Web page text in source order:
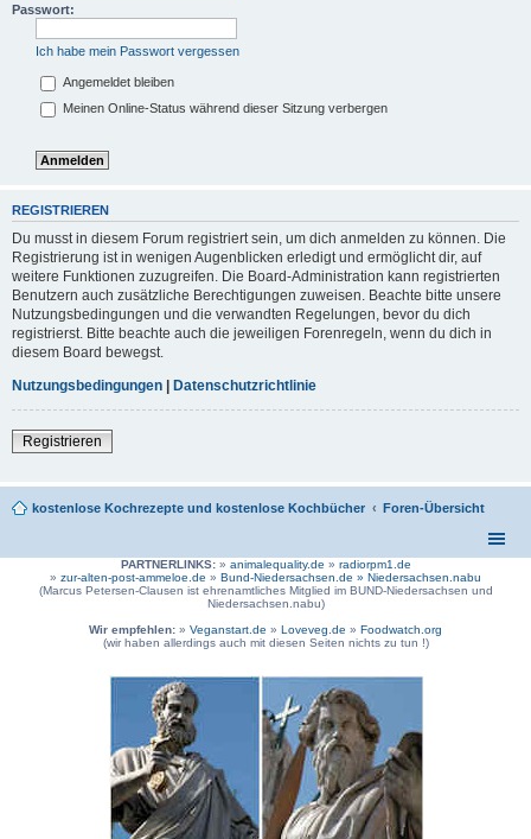
Passwort:
Ich habe mein Passwort vergessen
Angemeldet bleiben
Meinen Online-Status während dieser Sitzung verbergen
REGISTRIEREN
Du musst in diesem Forum registriert sein, um dich anmelden zu können. Die
Registrierung ist in wenigen Augenblicken erledigt und ermöglicht dir, auf
weitere Funktionen zuzugreifen. Die Board-Administration kann registrierten
Benutzern auch zusätzliche Berechtigungen zuweisen. Beachte bitte unsere
Nutzungsbedingungen und die verwandten Regelungen, bevor du dich
registrierst. Bitte beachte auch die jeweiligen Forenregeln, wenn du dich in
diesem Board bewegst.
Nutzungsbedingungen | Datenschutzrichtlinie
Registrieren
kostenlose Kochrezepte und kostenlose Kochbücher Foren-Übersicht
PARTNERLINKS:» animalequality.de » radiorpm1.de
» zur-alten-post-ammeloe.de » Bund-Niedersachsen.de » Niedersachsen.nabu
(Marcus Petersen-Clausen ist ehrenamtliches Mitglied im BUND-Niedersachsen und
Niedersachsen.nabu)
Wir empfehlen: » Veganstart.de » Loveveg.de » Foodwatch.org
(wir haben allerdings auch mit diesen Seiten nichts zu tun !)